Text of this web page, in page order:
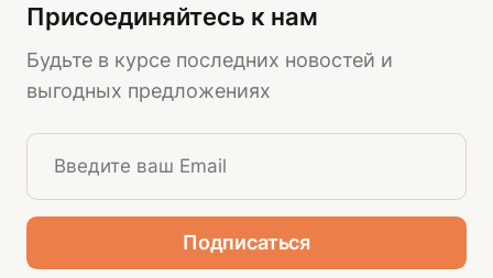
Присоединяйтесь к нам
Будьте в курсе последних новостей и
выгодных предложениях